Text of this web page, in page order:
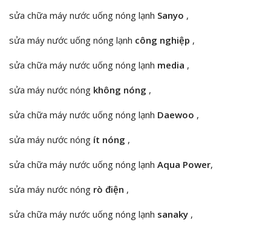
sửa chữa máy nước uống nóng lạnh Sanyo ,
sửa máy nước uống nóng lạnh công nghiệp ,
sửa chữa máy nước uống nóng lạnh media ,
sửa máy nước nóng không nóng ,
sửa chữa máy nước uống nóng lạnh Daewoo ,
sửa máy nước nóng ít nóng ,
sửa chữa máy nước uống nóng lạnh Aqua Power,
sửa máy nước nóng rò điện ,
sửa chữa máy nước uống nóng lạnh sanaky ,